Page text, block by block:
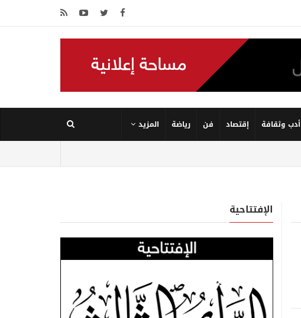
أدب وثقافة إقتصاد فن رياضة المزيد
الإفتتاحية